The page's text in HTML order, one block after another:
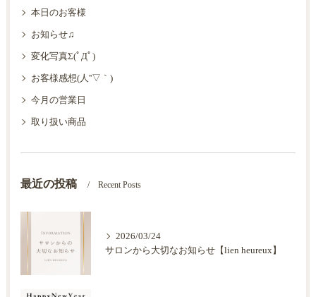
本日のお客様
お知らせ♫
変化写真Σ(ﾟДﾟ)
お客様感想(人''▽｀)
今月の営業日
取り扱い商品
最近の投稿 Recent Posts
2026/03/24
サロンから大切なお知らせ【lien heureux】